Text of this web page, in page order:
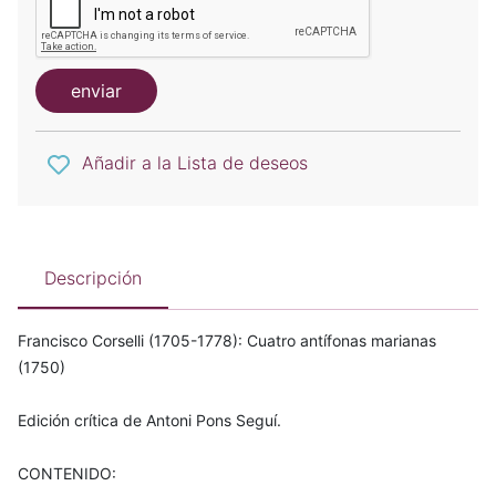
enviar
Añadir a la Lista de deseos
Descripción
Francisco Corselli (1705-1778): Cuatro antífonas marianas
(1750)
Edición crítica de Antoni Pons Seguí.
CONTENIDO: